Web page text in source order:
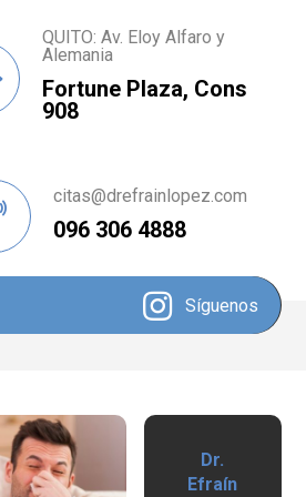
QUITO: Av. Eloy Alfaro y
Alemania
Fortune Plaza, Cons
908
citas@drefrainlopez.com
096 306 4888
Síguenos
Dr.
Efraín